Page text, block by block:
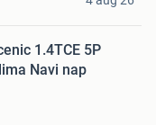
1.4TCE 5P
Navi nap